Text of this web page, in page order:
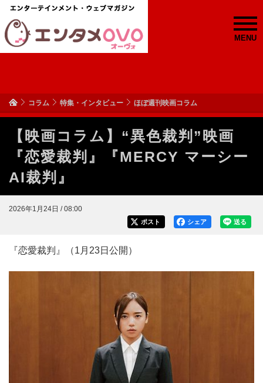
MENU
コラム 特集・インタビュー ほぼ週刊映画コラム
【映画コラム】“異色裁判”映画
『恋愛裁判』『MERCY マーシー
AI裁判』
2026年1月24日 / 08:00
送る
シェア
ポスト
『恋愛裁判』（1月23日公開）